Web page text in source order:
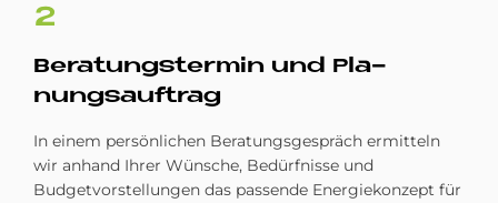
2
Be­ra­tungs­ter­min und Pla­
nungs­auf­trag
In einem persönlichen Beratungsgespräch ermitteln
wir anhand Ihrer Wünsche, Bedürfnisse und
Budgetvorstellungen das passende Energiekonzept für